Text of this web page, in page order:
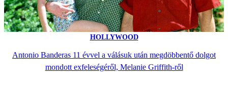
HOLLYWOOD
Antonio Banderas 11 évvel a válásuk után megdöbbentő dolgot
mondott exfeleségéről, Melanie Griffith-ről